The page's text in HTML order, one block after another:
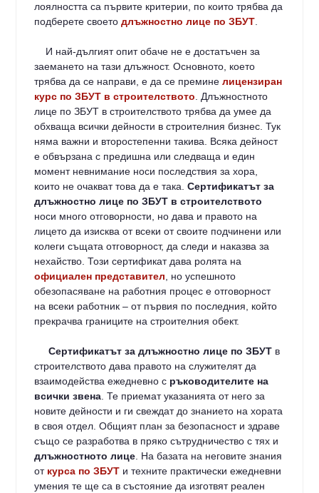
лоялността са първите критерии, по които трябва да
подберете своетодлъжностно лице по ЗБУТ
И най-дългият опит обаче не е достатъчен за
заемането на тази длъжност. Основното, което
трябва да се направи, е да се преминелицензиран
курс по ЗБУТ в строителството . Длъжностното
лице по ЗБУТ в строителството трябва да умее да
обхваща всички дейности в строителния бизнес. Тук
няма важни и второстепенни такива. Всяка дейност
е обвързана с предишна или следваща и един
момент невнимание носи последствия за хора,
които не очакват това да е така.Сертификатът за
длъжностно лице по ЗБУТ в строителството
носи много отговорности, но дава и правото на
лицето да изисква от всеки от своите подчинени или
колеги същата отговорност, да следи и наказва за
нехайство. Този сертификат дава ролята на
официален представител , но успешното
обезопасяване на работния процес е отговорност
на всеки работник – от първия по последния, който
прекрачва границите на строителния обект.
Сертификатът за длъжностно лице по ЗБУТ в
строителството дава правото на служителят да
взаимодейства ежедневно с ръководителите на
всички звена . Те приемат указанията от него за
новите дейности и ги свеждат до знанието на хората
в своя отдел. Общият план за безопасност и здраве
също се разработва в пряко сътрудничество с тях и
длъжностното лице . На базата на неговите знания
от курса по ЗБУТ и техните практически ежедневни
умения те ще са в състояние да изготвят реален